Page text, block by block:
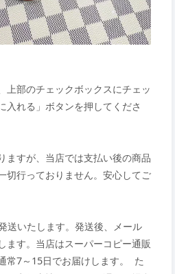
上部のチェックボックスにチェッ
入れる」ボタンを押してくださ
ますが、当店では支払い後の商品
切行っておりません。安心してご
送いたします。発送後、メール
ます。当店はスーパーコピー通販
常7～15日でお届けします。 た